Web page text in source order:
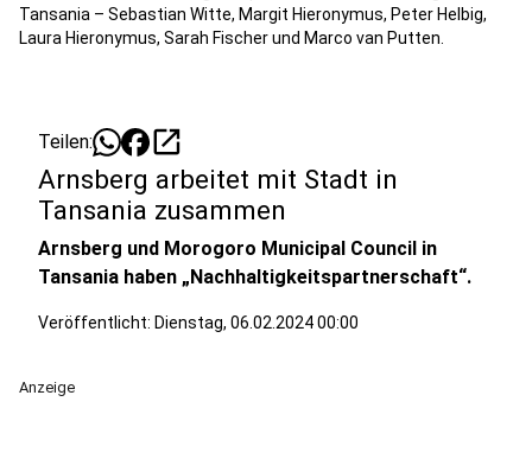
Tansania – Sebastian Witte, Margit Hieronymus, Peter Helbig,
Laura Hieronymus, Sarah Fischer und Marco van Putten.
Teilen: open_in_new
Arnsberg arbeitet mit Stadt in
Tansania zusammen
Arnsberg und Morogoro Municipal Council in
Tansania haben „Nachhaltigkeitspartnerschaft“.
Veröffentlicht: Dienstag, 06.02.2024 00:00
Anzeige